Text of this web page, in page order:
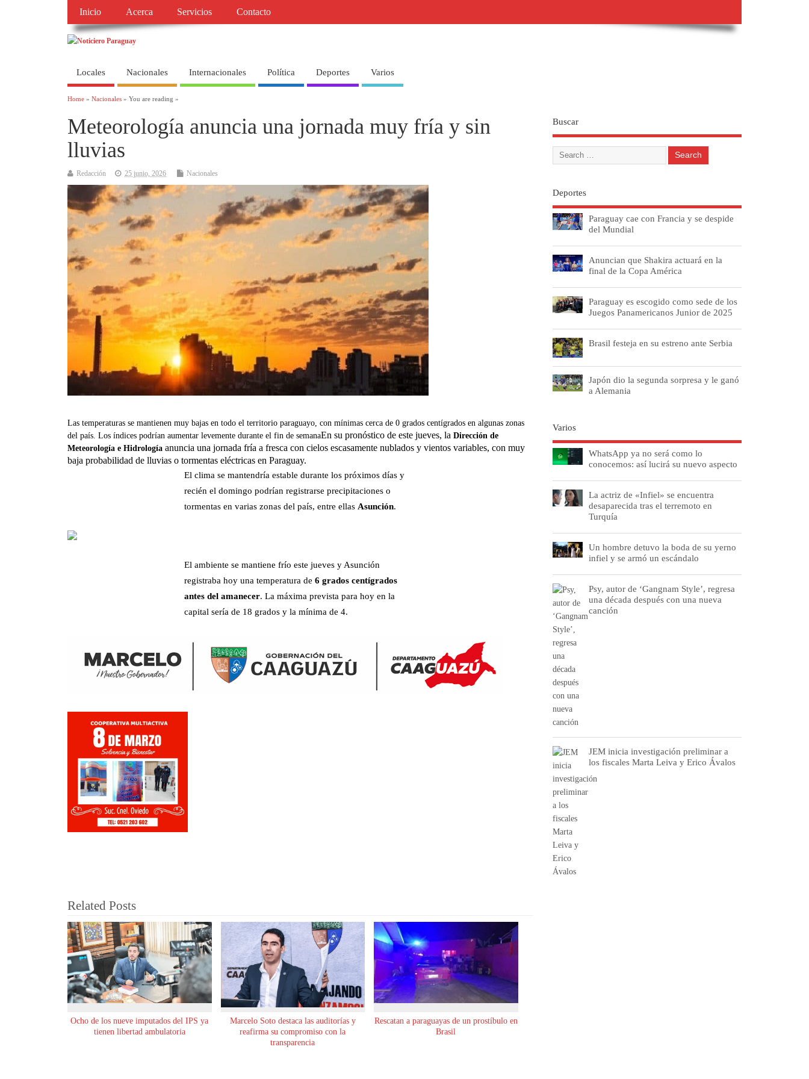
Inicio Acerca Servicios Contacto
Locales Nacionales Internacionales Política Deportes Varios
Home » Nacionales » You are reading »
Meteorología anuncia una jornada muy fría y sin
lluvias
Redacción 25 junio, 2026 Nacionales
Las temperaturas se mantienen muy bajas en todo el territorio paraguayo, con mínimas cerca de 0 grados centígrados en algunas zonas
del país. Los índices podrían aumentar levemente durante el fin de semanaEn su pronóstico de este jueves, la Dirección de
Meteorología e Hidrología anuncia una jornada fría a fresca con cielos escasamente nublados y vientos variables, con muy
baja probabilidad de lluvias o tormentas eléctricas en Paraguay.
El clima se mantendría estable durante los próximos días y
recién el domingo podrían registrarse precipitaciones o
tormentas en varias zonas del país, entre ellasAsunción.
El ambiente se mantiene frío este jueves y Asunción
registraba hoy una temperatura de 6 grados centígrados
antes del amanecer. La máxima prevista para hoy en la
capital sería de 18 grados y la mínima de 4.
Related Posts
Ocho de los nueve imputados del IPS ya
tienen libertad ambulatoria
Marcelo Soto destaca las auditorías y
reafirma su compromiso con la
transparencia
Rescatan a paraguayas de un prostíbulo en
Brasil
Buscar
Deportes
Paraguay cae con Francia y se despide
del Mundial
Anuncian que Shakira actuará en la
final de la Copa América
Paraguay es escogido como sede de los
Juegos Panamericanos Junior de 2025
Brasil festeja en su estreno ante Serbia
Japón dio la segunda sorpresa y le ganó
a Alemania
Varios
WhatsApp ya no será como lo
conocemos: así lucirá su nuevo aspecto
La actriz de «Infiel» se encuentra
desaparecida tras el terremoto en
Turquía
Un hombre detuvo la boda de su yerno
infiel y se armó un escándalo
Psy, autor de ‘Gangnam Style’, regresa
una década después con una nueva
canción
JEM inicia investigación preliminar a
los fiscales Marta Leiva y Erico Ávalos